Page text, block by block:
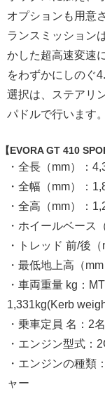
オプションも用意
ランスミッション
かした超高速変速
をわずかにしのぐ
選択は、ステアリ
パドルで行います。
【EVORA GT 410
・全長（mm）：
・全幅（mm）：
・全高（mm）：
・ホイールベース
・トレッド 前/後
・最低地上高（
・車両重量 kg：
1,331kg(Kerb
・乗車定員 名：2
・エンジン型式：
・エンジンの種類
ャー